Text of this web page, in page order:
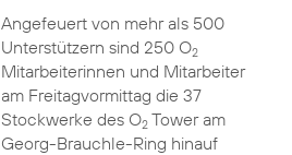
Angefeuert von mehr als 500
Unterstützern sind 250 O2
Mitarbeiterinnen und Mitarbeiter
am Freitagvormittag die 37
Stockwerke des O2Tower am
Georg-Brauchle-Ring hinauf